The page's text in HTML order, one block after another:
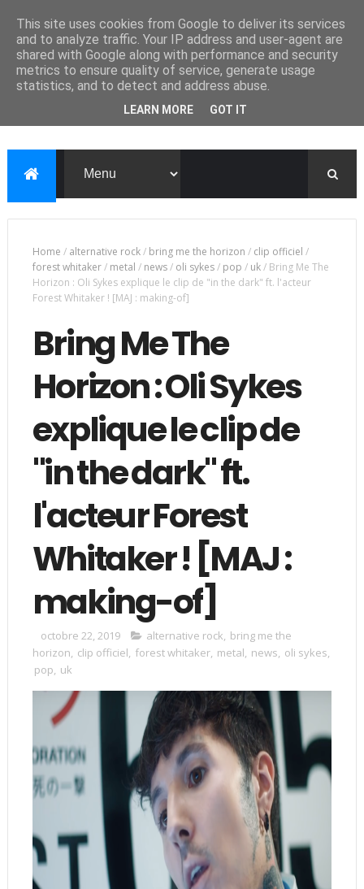
Home / alternative rock/ bring me the horizon / clip officiel /
forest whitaker/ metal / news/ oli sykes/ pop / uk/ Bring Me The
Horizon : Oli Sykes explique le clip de "in the dark" ft. l'acteur
Forest Whitaker ! [MAJ : making-of]
Bring Me The
Horizon : Oli Sykes
explique le clip de
"in the dark" ft.
l'acteur Forest
Whitaker ! [MAJ :
making-of]
octobre 22, 2019 alternative rock, bring me the
horizon, clip officiel, forest whitaker, metal, news, oli sykes,
pop, uk
This site uses cookies from Google to deliver its services
and to analyze traffic. Your IP address and user-agent are
shared with Google along with performance and security
metrics to ensure quality of service, generate usage
statistics, and to detect and address abuse.
LEARN MORE GOT IT